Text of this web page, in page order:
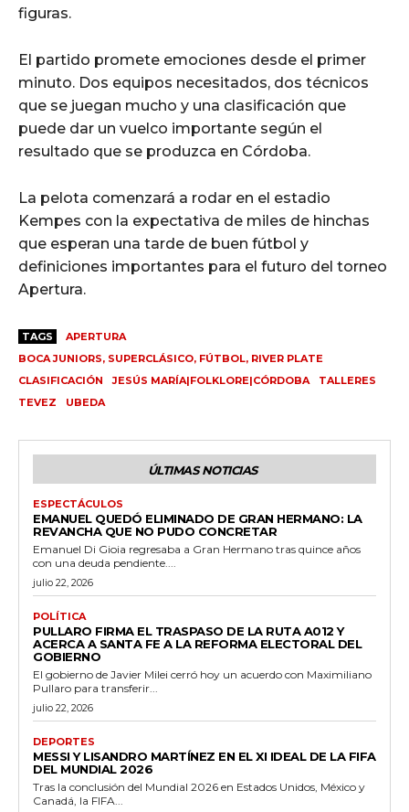
figuras.
El partido promete emociones desde el primer
minuto. Dos equipos necesitados, dos técnicos
que se juegan mucho y una clasificación que
puede dar un vuelco importante según el
resultado que se produzca en Córdoba.
La pelota comenzará a rodar en el estadio
Kempes con la expectativa de miles de hinchas
que esperan una tarde de buen fútbol y
definiciones importantes para el futuro del torneo
Apertura.
TAGS
APERTURA
BOCA JUNIORS, SUPERCLÁSICO, FÚTBOL, RIVER PLATE
CLASIFICACIÓN
JESÚS MARÍA|FOLKLORE|CÓRDOBA
TALLERES
TEVEZ
UBEDA
ÚLTIMAS NOTICIAS
ESPECTÁCULOS
EMANUEL QUEDÓ ELIMINADO DE GRAN HERMANO: LA
REVANCHA QUE NO PUDO CONCRETAR
Emanuel Di Gioia regresaba a Gran Hermano tras quince años
con una deuda pendiente....
julio 22, 2026
POLÍTICA
PULLARO FIRMA EL TRASPASO DE LA RUTA A012 Y
ACERCA A SANTA FE A LA REFORMA ELECTORAL DEL
GOBIERNO
El gobierno de Javier Milei cerró hoy un acuerdo con Maximiliano
Pullaro para transferir...
julio 22, 2026
DEPORTES
MESSI Y LISANDRO MARTÍNEZ EN EL XI IDEAL DE LA FIFA
DEL MUNDIAL 2026
Tras la conclusión del Mundial 2026 en Estados Unidos, México y
Canadá, la FIFA...